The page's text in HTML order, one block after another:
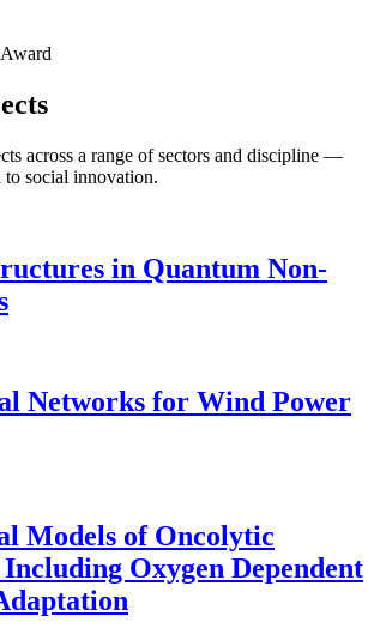
across a range of sectors and discipline —
social innovation.
in Quantum Non-
Networks for Wind Power
Models of Oncolytic
Oxygen Dependent